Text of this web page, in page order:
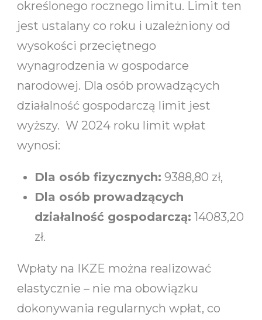
określonego rocznego limitu. Limit ten
jest ustalany co roku i uzależniony od
wysokości przeciętnego
wynagrodzenia w gospodarce
narodowej. Dla osób prowadzących
działalność gospodarczą limit jest
wyższy. W 2024 roku limit wpłat
wynosi:
Dla osób fizycznych: 9388,80 zł,
Dla osób prowadzących
działalność gospodarczą: 14083,20
zł.
Wpłaty na IKZE można realizować
elastycznie – nie ma obowiązku
dokonywania regularnych wpłat, co